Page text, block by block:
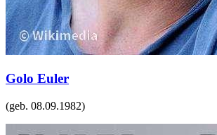
Golo Euler
(geb. 08.09.1982)